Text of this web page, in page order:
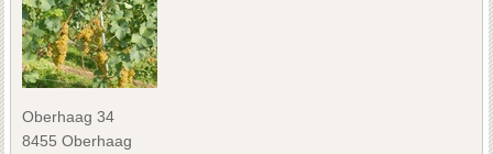
Oberhaag 34
8455 Oberhaag